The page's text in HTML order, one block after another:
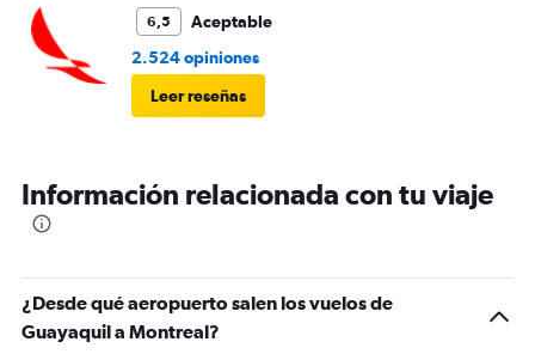
6,5
Aceptable
2.524 opiniones
Leer reseñas
Información relacionada con tu viaje
¿Desde qué aeropuerto salen los vuelos de
Guayaquil a Montreal?